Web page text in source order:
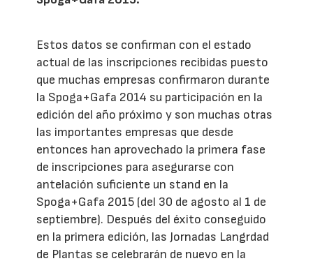
Estos datos se confirman con el estado
actual de las inscripciones recibidas puesto
que muchas empresas confirmaron durante
la Spoga+Gafa 2014 su participación en la
edición del año próximo y son muchas otras
las importantes empresas que desde
entonces han aprovechado la primera fase
de inscripciones para asegurarse con
antelación suficiente un stand en la
Spoga+Gafa 2015 (del 30 de agosto al 1 de
septiembre). Después del éxito conseguido
en la primera edición, las Jornadas Langrdad
de Plantas se celebrarán de nuevo en la